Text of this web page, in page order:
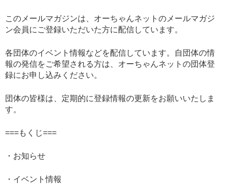
このメールマガジンは、オーちゃんネットのメールマガジ
ン会員にご登録いただいた方に配信しています。
各団体のイベント情報などを配信しています。自団体の情
報の発信をご希望される方は、オーちゃんネットの団体登
録にお申し込みください。
団体の皆様は、定期的に登録情報の更新をお願いいたしま
す。
===もくじ===
・お知らせ
・イベント情報